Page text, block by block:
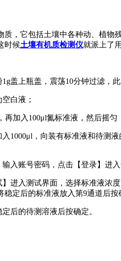
，它包括土壤中各种动、植
时候土壤有机质检测仪就派上了
盖上瓶盖，震荡10分钟过滤，
白液；
加入100μl氮标准液，然后摇匀
1000μl，向装有标准液和待测
入账号密码，点击【登录】进入
进入测试界面，选择标准液浓
定后的标准液放入第9通道后
后的待测溶液后按确定。